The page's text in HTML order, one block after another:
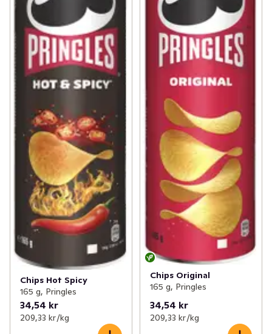
Chips Hot Spicy
165 g, Pringles
34,54 kr
209,33 kr /kg
Chips Original
165 g, Pringles
34,54 kr
209,33 kr /kg